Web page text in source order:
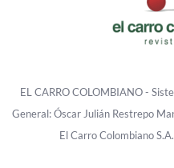
EL CARRO COLOMBIANO -
General: Óscar Julián Restrepo
El Carro Colombiano